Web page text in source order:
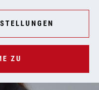
ZU